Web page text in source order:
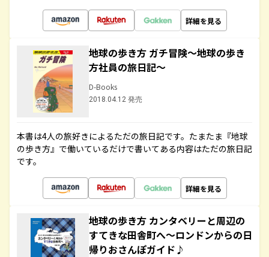
詳細を見る
地球の歩き方 ガチ冒険～地球の歩き
方社員の旅日記～
D-Books
2018.04.12 発売
本書は4人の旅好きによるただの旅日記です。たまたま『地球
の歩き方』で働いているだけで書いてある内容はただの旅日記
です。
詳細を見る
地球の歩き方 カンタベリーと周辺の
すてきな田舎町へ～ロンドンからの日
帰りおさんぽガイド♪